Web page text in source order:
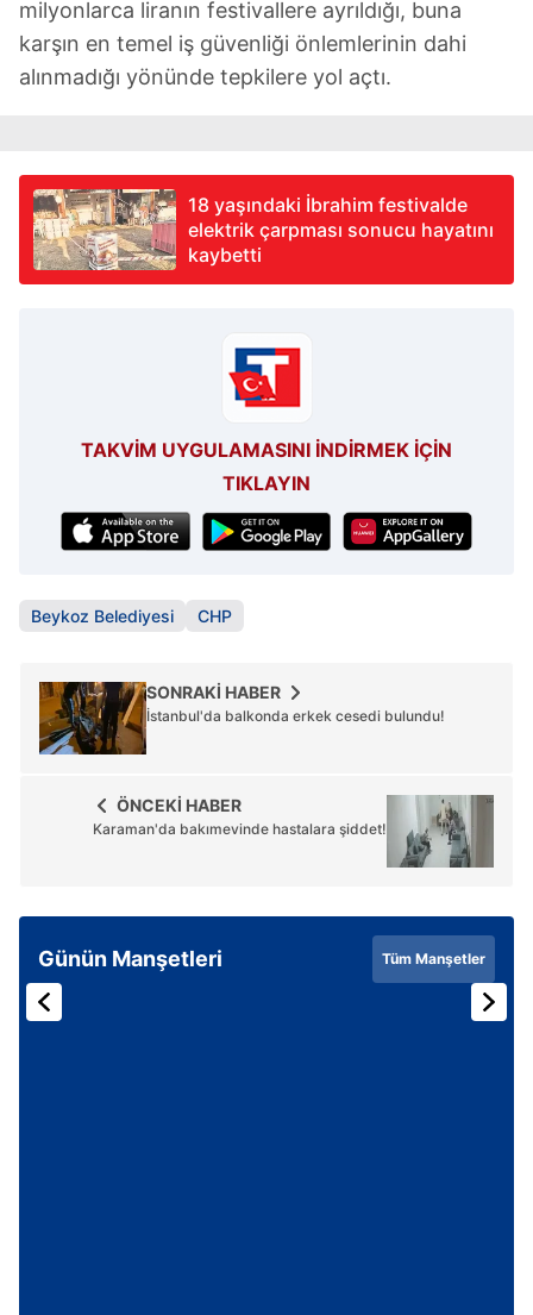
Çerezlere ilişkin tercihlerinizi aşağıda yer alan panel
vasıtasıyla belirleyebilirsiniz. Çerezlere ilişkin detaylı bilgi
6698 sayılı Kişisel Verilerin Korunması Kanunu uyarınca
hazırlanmış Aydınlatma Metnimizi okumak ve sitemizde
ilgili mevzuata uygun olarak kullanılan çerezlerle ilgili bilgi
almak için lütfentıklayınız
milyonlarca liranın festivallere ayrıldığı, buna
karşın en temel iş güvenliği önlemlerinin dahi
alınmadığı yönünde tepkilere yol açtı.
18 yaşındaki İbrahim festivalde
elektrik çarpması sonucu hayatını
kaybetti
TAKVİM UYGULAMASINI İNDİRMEK İÇİN
TIKLAYIN
Beykoz Belediyesi CHP
SONRAKİ HABER
İstanbul'da balkonda erkek cesedi bulundu!
ÖNCEKİ HABER
Karaman'da bakımevinde hastalara şiddet!
Günün Manşetleri Tüm Manşetler